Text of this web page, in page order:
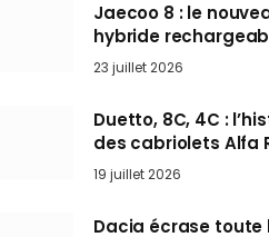
Jaecoo 8 : le
hybride
ch qui vise l’Audi Q7
en Europe cet
23 juillet 2026
Duetto, 8C, 4C :
des cabriolets Alfa
ces Spider qui ont
l’art de rouler
vent
19 juillet 2026
Dacia écrase toute